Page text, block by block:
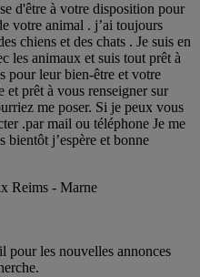
d'être à votre disposition pour
votre animal . j’ai toujours
chiens et des chats . Je suis en
les animaux et suis tout prêt à
pour leur bien-être et votre
prêt à vous renseigner sur
me poser. Si je peux vous
.par mail ou téléphone Je me
bientôt j’espère et bonne
Reims - Marne
pour les nouvelles annonces